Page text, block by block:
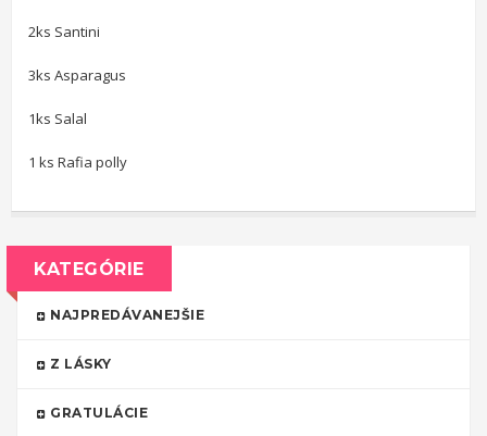
2ks Santini
3ks Asparagus
1ks Salal
1 ks Rafia polly
KATEGÓRIE
NAJPREDÁVANEJŠIE
Z LÁSKY
GRATULÁCIE